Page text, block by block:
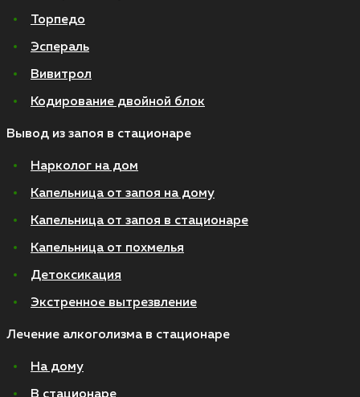
Торпедо
Эспераль
Вивитрол
Кодирование двойной блок
Вывод из запоя в стационаре
Нарколог на дом
Капельница от запоя на дому
Капельница от запоя в стационаре
Капельница от похмелья
Детоксикация
Экстренное вытрезвление
Лечение алкоголизма в стационаре
На дому
В стационаре